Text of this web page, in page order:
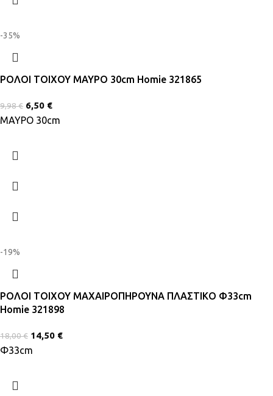
-35%
ΡΟΛΟΙ ΤΟΙΧΟΥ ΜΑΥΡΟ 30cm Homie 321865
9,98€ 6,50 €
ΜΑΥΡΟ 30cm
-19%
ΡΟΛΟΙ ΤΟΙΧΟΥ ΜΑΧΑΙΡΟΠΗΡΟΥΝΑ ΠΛΑΣΤΙΚΟ Φ33cm
Homie 321898
18,00€ 14,50 €
Φ33cm